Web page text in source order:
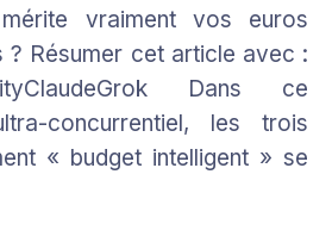
vraiment vos euros
? Résumer cet article avec :
Dans ce
concurrentiel, les trois
« budget intelligent » se